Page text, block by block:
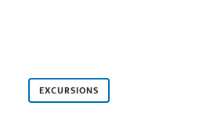
EXCURSIONS